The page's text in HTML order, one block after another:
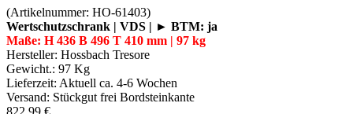
(Artikelnummer: HO-61403)
Wertschutzschrank | VDS | ► BTM: ja
Maße: H 436 B 496 T 410 mm | 97 kg
Hersteller: Hossbach Tresore
Gewicht.: 97 Kg
Lieferzeit: Aktuell ca. 4-6 Wochen
Versand: Stückgut frei Bordsteinkante